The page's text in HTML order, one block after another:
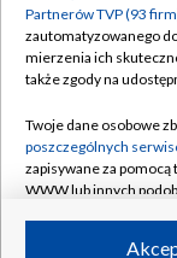
Centrum
Naziemna
Rada
System NOS
Informacje o
Partnerów TVP (93
zautomatyzowanego
mierzenia ich
także zgody na
Twoje dane osobowe
poszczególnych
zapisywane za
WWW lub innych